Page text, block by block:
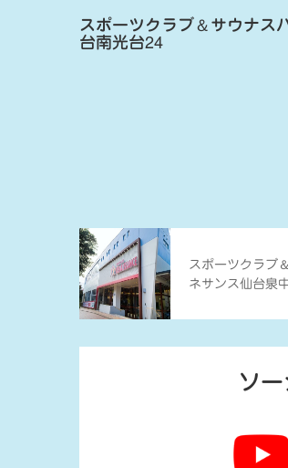
スポーツクラブ＆サウナス
台南光台24
スポーツクラブ ＆
ネサンス仙台泉
ソ